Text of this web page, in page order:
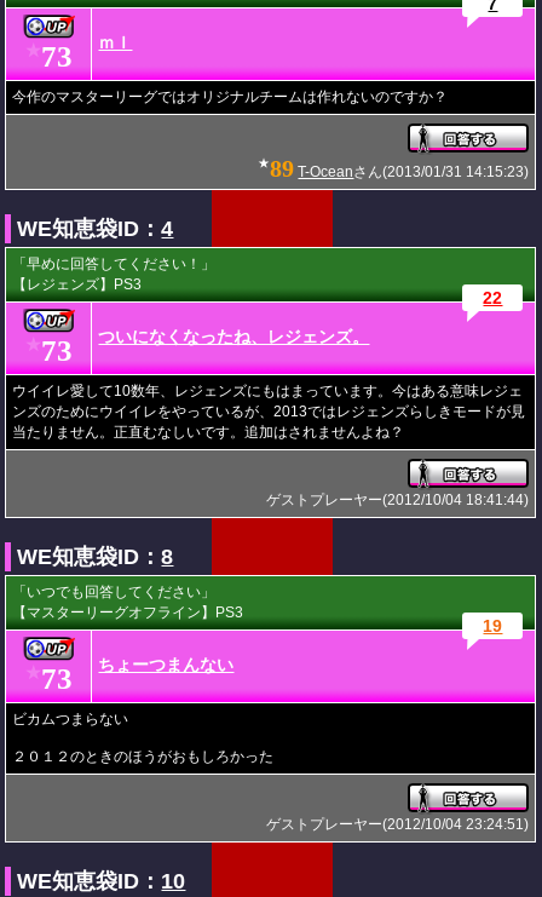
★73 ｍｌ
7
今作のマスターリーグではオリジナルチームは作れないのですか？
★89 T-Oceanさん(2013/01/31 14:15:23)
WE知恵袋ID：4
「早めに回答してください！」
【レジェンズ】PS3
★73 ついになくなったね、レジェンズ。
22
ウイイレ愛して10数年、レジェンズにもはまっています。今はある意味レジェ
ンズのためにウイイレをやっているが、2013ではレジェンズらしきモードが見
当たりません。正直むなしいです。追加はされませんよね？
ゲストプレーヤー(2012/10/04 18:41:44)
WE知恵袋ID：8
「いつでも回答してください」
【マスターリーグオフライン】PS3
★73 ちょーつまんない
19
ビカムつまらない
２０１２のときのほうがおもしろかった
ゲストプレーヤー(2012/10/04 23:24:51)
WE知恵袋ID： 10